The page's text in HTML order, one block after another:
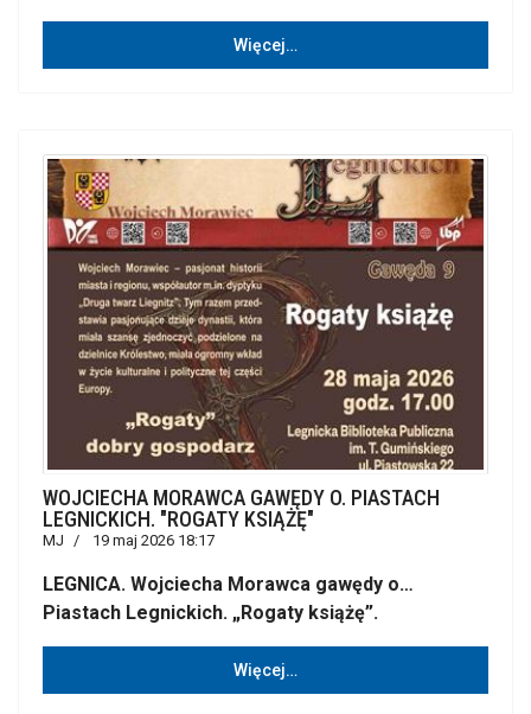
Więcej…
WOJCIECHA MORAWCA GAWĘDY O. PIASTACH
LEGNICKICH. "ROGATY KSIĄŻĘ"
MJ 19 maj 2026 18:17
LEGNICA. Wojciecha Morawca gawędy o…
Piastach Legnickich. „Rogaty książę”.
Więcej…